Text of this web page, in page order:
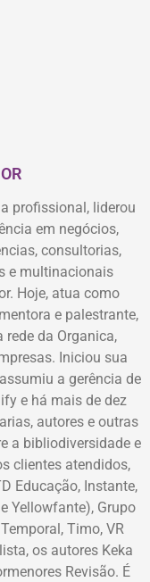
profissional, liderou
em negócios,
consultorias,
e multinacionais
Hoje, atua como
e palestrante,
rede da Organica,
Iniciou sua
a gerência de
e há mais de dez
autores e outras
a bibliodiversidade e
clientes atendidos,
Educação, Instante,
Yellowfante), Grupo
Timo, VR
os autores Keka
Revisão. É